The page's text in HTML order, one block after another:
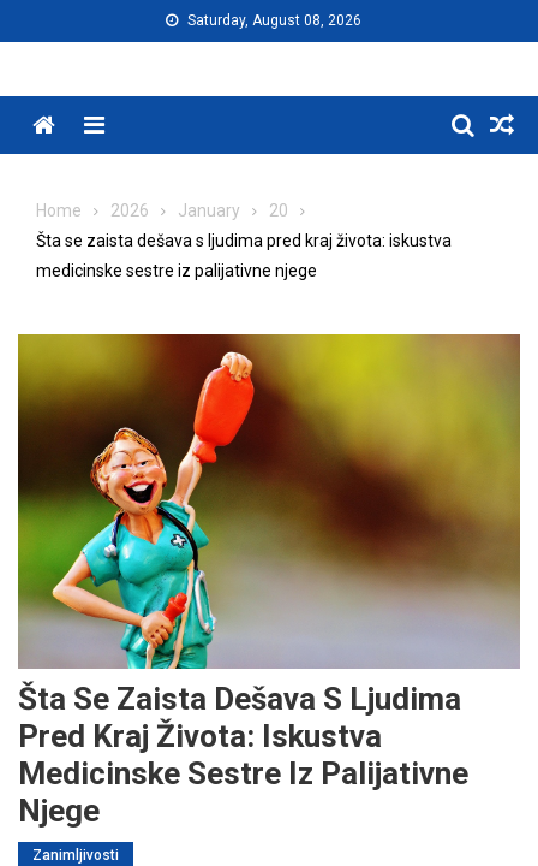
to
Saturday, August 08, 2026
Menu
Home 2026 January
20
Šta se zaista dešava s ljudima pred kraj života: iskustva
medicinske sestre iz palijativne njege
Šta Se Zaista Dešava S Ljudima
Pred Kraj Života: Iskustva
Medicinske Sestre Iz Palijativne
Njege
Zanimljivosti